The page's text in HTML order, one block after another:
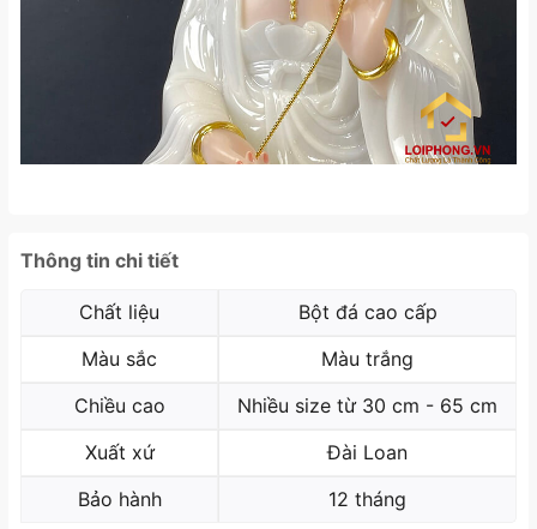
Thông tin chi tiết
Chất liệu
Bột đá cao cấp
Màu sắc
Màu trắng
Chiều cao
Nhiều size từ 30 cm - 65 cm
Xuất xứ
Đài Loan
Bảo hành
12 tháng